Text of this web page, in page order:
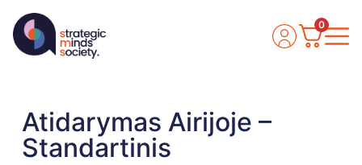
0
Atidarymas Airijoje –
Standartinis